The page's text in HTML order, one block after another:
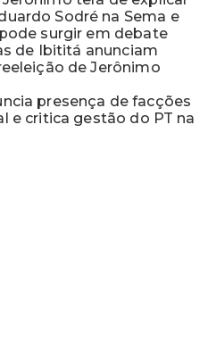
Sodré na Sema e
surgir em debate
de Ibititá anunciam
de Jerônimo
presença de facções
e critica gestão do PT na